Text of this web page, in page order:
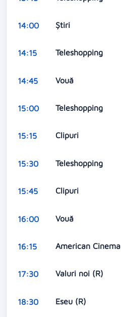
14:00 Știri
14:15 Teleshopping
14:45 Vouă
15:00 Teleshopping
15:15 Clipuri
15:30 Teleshopping
15:45 Clipuri
16:00 Vouă
16:15 American Cinema
17:30 Valuri noi (R)
18:30 Eseu (R)